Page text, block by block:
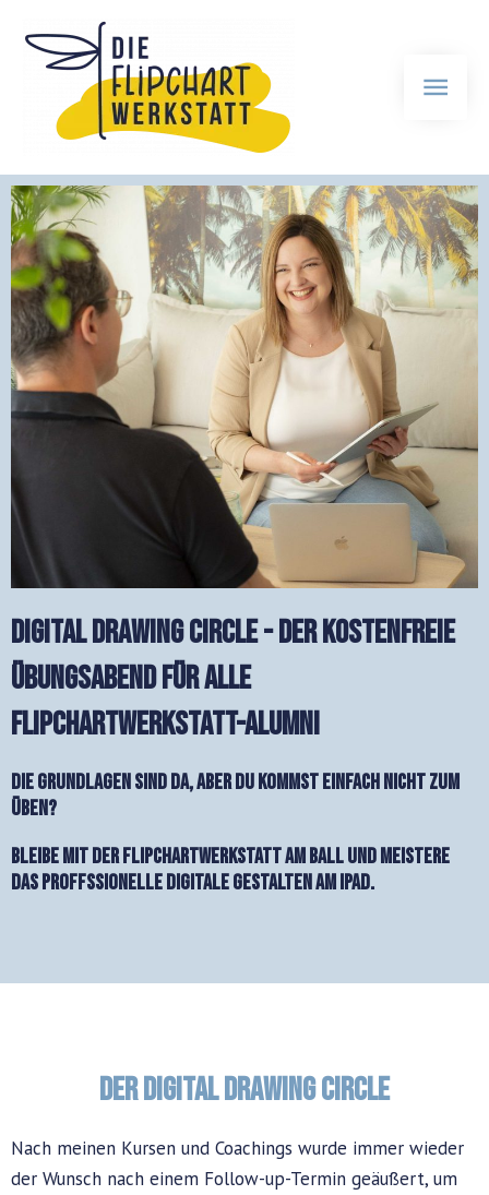
Digital Drawing Circle - Der kostenfreie
Übungsabend für alle
Flipchartwerkstatt-Alumni
Die Grundlagen sind da, aber du kommst einfach nicht zum
Üben?
Bleibe mit der Flipchartwerkstatt am Ball und Meistere
das proffssionelle digitale gestalten am iPad.​
Der Digital Drawing Circle
Nach meinen Kursen und Coachings wurde immer wieder
der Wunsch nach einem Follow-up-Termin geäußert, um